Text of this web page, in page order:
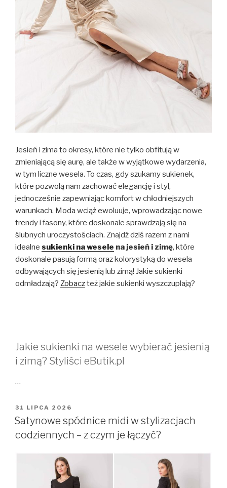
Jesień i zima to okresy, które nie tylko obfitują w
zmieniającą się aurę, ale także w wyjątkowe wydarzenia,
w tym liczne wesela. To czas, gdy szukamy sukienek,
które pozwolą nam zachować elegancję i styl,
jednocześnie zapewniając komfort w chłodniejszych
warunkach. Moda wciąż ewoluuje, wprowadzając nowe
trendy i fasony, które doskonale sprawdzają się na
ślubnych uroczystościach. Znajdź dziś razem z nami
idealne sukienki na wesele na jesień i zimę, które
doskonale pasują formą oraz kolorystyką do wesela
odbywających się jesienią lub zimą! Jakie sukienki
odmładzają? Zobaczteż jakie sukienki wyszczuplają?
Jakie sukienki na wesele wybierać jesienią
i zimą? Styliści eButik.pl
…
OPUBLIKOWANE
W
31 LIPCA 2026
Satynowe spódnice midi w stylizacjach
codziennych – z czym je łączyć?